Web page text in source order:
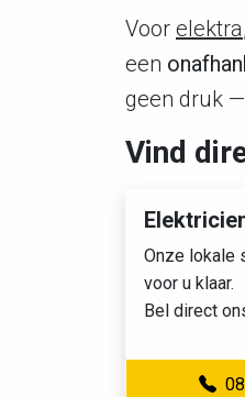
Voor elektra,
een
geen druk
Vind
Onze lokale
voor u klaar.
Bel direct